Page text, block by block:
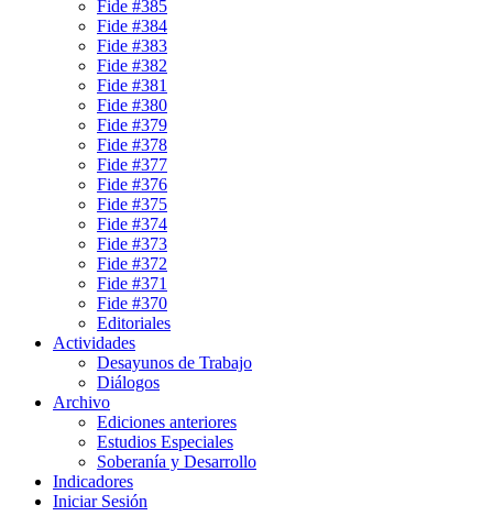
Fide #385
Fide #384
Fide #383
Fide #382
Fide #381
Fide #380
Fide #379
Fide #378
Fide #377
Fide #376
Fide #375
Fide #374
Fide #373
Fide #372
Fide #371
Fide #370
Editoriales
Actividades
Desayunos de Trabajo
Diálogos
Archivo
Ediciones anteriores
Estudios Especiales
Soberanía y Desarrollo
Indicadores
Iniciar Sesión